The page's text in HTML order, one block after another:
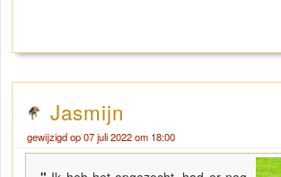
Jasmijn
gewijzigd op 07 juli 2022 om 18:00